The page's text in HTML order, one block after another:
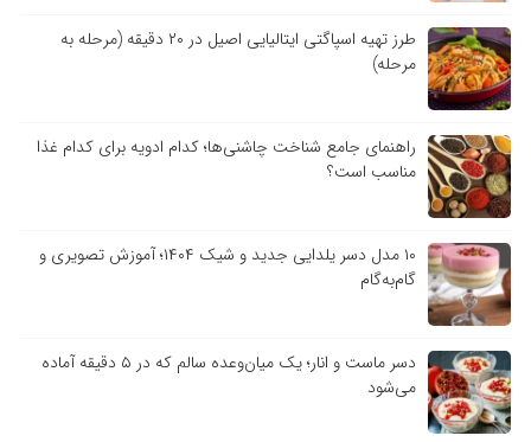
طرز تهیه اسپاگتی ایتالیایی اصیل در ۲۰ دقیقه (مرحله به
مرحله)
راهنمای جامع شناخت چاشنی‌ها؛ کدام ادویه برای کدام غذا
مناسب است؟
۱۰ مدل دسر یلدایی جدید و شیک ۱۴۰۴؛ آموزش تصویری و
گام‌به‌گام
دسر ماست و انار؛ یک میان‌وعده سالم که در ۵ دقیقه آماده
می‌شود